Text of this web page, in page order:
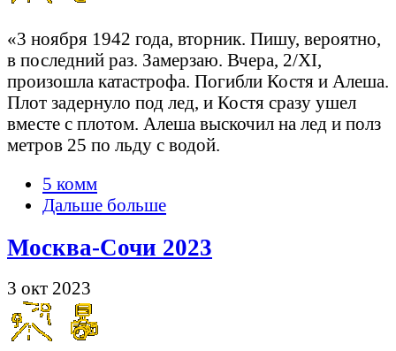
«3 ноября 1942 года, вторник. Пишу, вероятно,
в последний раз. Замерзаю. Вчера, 2/XI,
произошла катастрофа. Погибли Костя и Алеша.
Плот задернуло под лед, и Костя сразу ушел
вместе с плотом. Алеша выскочил на лед и полз
метров 25 по льду с водой.
5 комм
Дальше больше
Москва-Сочи 2023
3 окт 2023